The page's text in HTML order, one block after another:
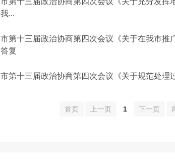
我...
市第十三届政治协商第四次会议《关于在我市推
答复
市第十三届政治协商第四次会议《关于规范处理
首页 上一页 1 下一页